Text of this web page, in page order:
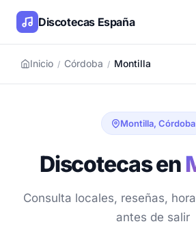
Discotecas España
Inicio / Córdoba / Montilla
Montilla, Córdoba
Discotecas en
Consulta locales, reseñas,
antes de salir